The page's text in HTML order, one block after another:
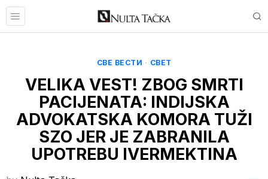
СВЕ ВЕСТИ · СВЕТ
VELIKA VEST! ZBOG SMRTI
PACIJENATA: INDIJSKA
ADVOKATSKA KOMORA TUŽI
SZO JER JE ZABRANILA
UPOTREBU IVERMEKTINA